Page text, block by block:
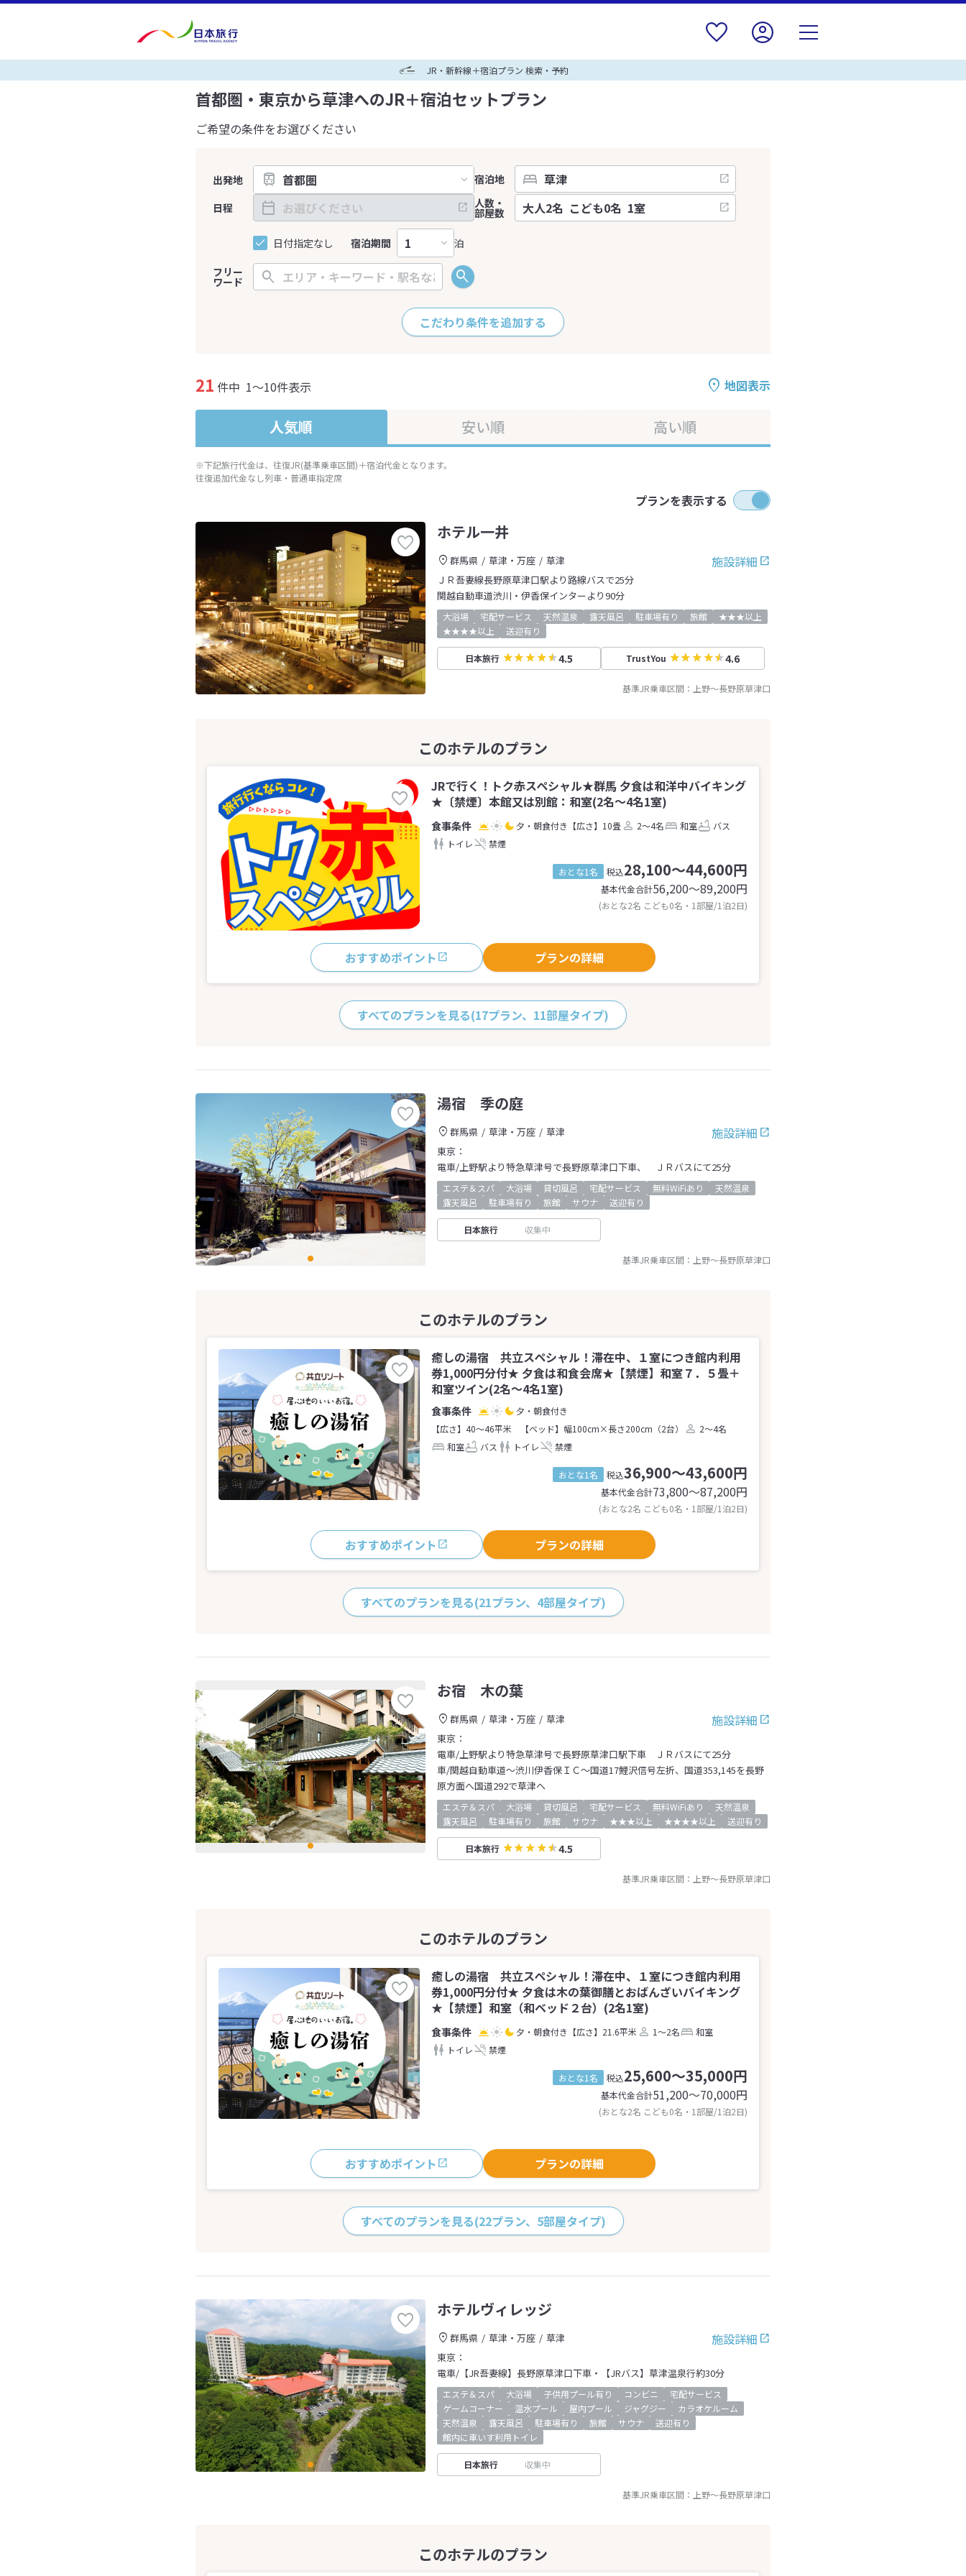
JR・新幹線＋宿泊プラン 検索・予約
首都圏・東京から草津へのJR＋宿泊セットプラン
ご希望の条件をお選びください
出発地
宿泊地
日程
日付指定なし 宿泊期間 泊
人数・
部屋数
フリー
ワード
こだわり条件を追加する
地図表示
21 件中 1～10件表示
人気順 安い順 高い順
※下記旅行代金は、往復JR(基準乗車区間)＋宿泊代金となります。
往復追加代金なし列車・普通車指定席
プランを表示する
ホテル一井
施設詳細
群馬県 草津・万座
草津
ＪＲ吾妻線長野原草津口駅より路線バスで25分
関越自動車道渋川・伊香保インターより90分
大浴場 宅配サービス 天然温泉 露天風呂 駐車場有り 旅館
★★★以上
★★★★以上
送迎有り
日本旅行 4.5 TrustYou 4.6
基準JR乗車区間： 上野～長野原草津口
JRで行く！トク赤スペシャル★群馬 夕食は和洋中バイキング
★〔禁煙〕本館又は別館：和室(2名～4名1室)
夕・朝食付き 【広さ】10畳 2～4名 和室
バス
トイレ
禁煙
おとな1名 税込28,100～44,600円
基本代金合計56,200〜89,200円
(おとな2名 こども0名・1部屋/1泊2日)
おすすめポイント プランの詳細
すべてのプランを見る(17プラン、11部屋タイプ)
湯宿 季の庭
施設詳細
群馬県 草津・万座
草津
東京：
電車/上野駅より特急草津号で長野原草津口下車、 ＪＲバスにて25分
エステ＆スパ 大浴場 貸切風呂 宅配サービス 無料WiFiあり
天然温泉
露天風呂
駐車場有り 旅館 サウナ 送迎有り
日本旅行 収集中
基準JR乗車区間： 上野～長野原草津口
癒しの湯宿 共立スペシャル！滞在中、１室につき館内利用
券1,000円分付★ 夕食は和食会席★【禁煙】和室７．５畳＋
和室ツイン(2名～4名1室)
夕・朝食付き
【広さ】40～46平米
【ベッド】幅100cm×長さ200cm（2台）
2～4名
和室
バス トイレ 禁煙
おとな1名 税込36,900～43,600円
基本代金合計73,800〜87,200円
(おとな2名 こども0名・1部屋/1泊2日)
おすすめポイント プランの詳細
すべてのプランを見る(21プラン、4部屋タイプ)
お宿 木の葉
施設詳細
群馬県 草津・万座
草津
東京：
電車/上野駅より特急草津号で長野原草津口駅下車 ＪＲバスにて25分
車/関越自動車道～渋川伊香保ＩＣ～国道17鯉沢信号左折、国道353,145を長野
原方面へ国道292で草津へ
エステ＆スパ 大浴場 貸切風呂 宅配サービス 無料WiFiあり
天然温泉
露天風呂
駐車場有り 旅館 サウナ ★★★以上 ★★★★以上 送迎有り
日本旅行 4.5
基準JR乗車区間： 上野～長野原草津口
癒しの湯宿 共立スペシャル！滞在中、１室につき館内利用
券1,000円分付★ 夕食は木の葉御膳とおばんざいバイキング
★【禁煙】和室（和ベッド２台）(2名1室)
夕・朝食付き 【広さ】21.6平米 1～2名
和室
トイレ
禁煙
おとな1名 税込25,600～35,000円
基本代金合計51,200〜70,000円
(おとな2名 こども0名・1部屋/1泊2日)
おすすめポイント プランの詳細
すべてのプランを見る(22プラン、5部屋タイプ)
ホテルヴィレッジ
施設詳細
群馬県 草津・万座
草津
東京：
電車/【JR吾妻線】長野原草津口下車・【JRバス】草津温泉行約30分
エステ＆スパ 大浴場 子供用プール有り コンビニ
宅配サービス
ゲームコーナー
温水プール 屋内プール ジャグジー
カラオケルーム
天然温泉
露天風呂 駐車場有り 旅館 サウナ
送迎有り
館内に車いす利用トイレ
日本旅行 収集中
基準JR乗車区間： 上野～長野原草津口